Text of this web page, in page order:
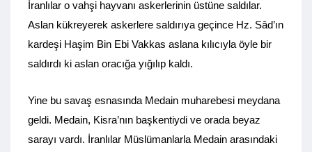
İranlılar o vahşi hayvanı askerlerinin üstüne saldılar.
Aslan kükreyerek askerlere saldırıya geçince Hz. Sâd’ın
kardeşi Haşim Bin Ebi Vakkas aslana kılıcıyla öyle bir
saldırdı ki aslan oracığa yığılıp kaldı.
Yine bu savaş esnasında Medain muharebesi meydana
geldi. Medain, Kisra’nın başkentiydi ve orada beyaz
sarayı vardı. İranlılar Müslümanlarla Medain arasındaki